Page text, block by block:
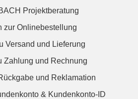
Projektberatung
zur Onlinebestellung
Versand und Lieferung
Zahlung und Rechnung
und Reklamation
& Kundenkonto-ID